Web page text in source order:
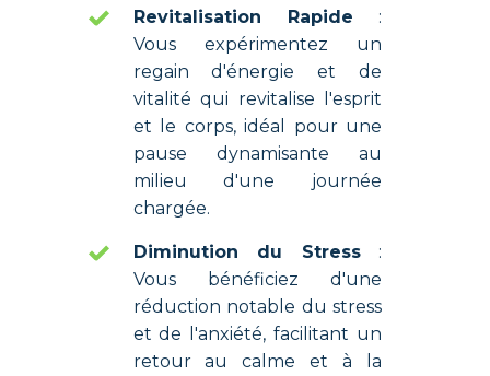
Revitalisation Rapide :
Vous expérimentez un
regain d'énergie et de
vitalité qui revitalise l'esprit
et le corps, idéal pour une
pause dynamisante au
milieu d'une journée
chargée.
Diminution du Stress:
Vous bénéficiez d'une
réduction notable du stress
et de l'anxiété, facilitant un
retour au calme et à la